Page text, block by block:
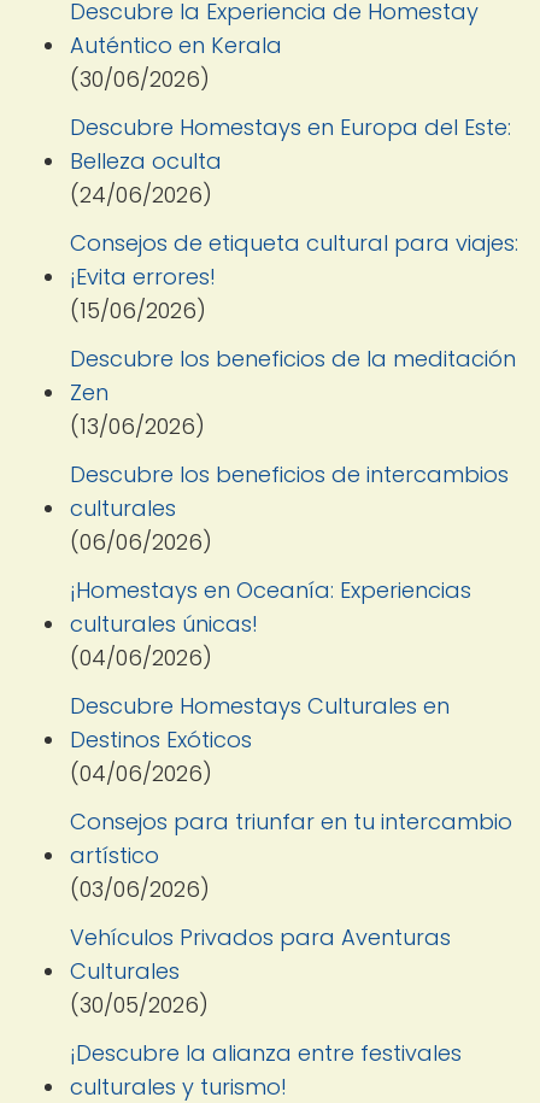
Descubre la Experiencia de Homestay
Auténtico en Kerala
(30/06/2026)
Descubre Homestays en Europa del Este:
Belleza oculta
(24/06/2026)
Consejos de etiqueta cultural para viajes:
¡Evita errores!
(15/06/2026)
Descubre los beneficios de la meditación
Zen
(13/06/2026)
Descubre los beneficios de intercambios
culturales
(06/06/2026)
¡Homestays en Oceanía: Experiencias
culturales únicas!
(04/06/2026)
Descubre Homestays Culturales en
Destinos Exóticos
(04/06/2026)
Consejos para triunfar en tu intercambio
artístico
(03/06/2026)
Vehículos Privados para Aventuras
Culturales
(30/05/2026)
¡Descubre la alianza entre festivales
culturales y turismo!